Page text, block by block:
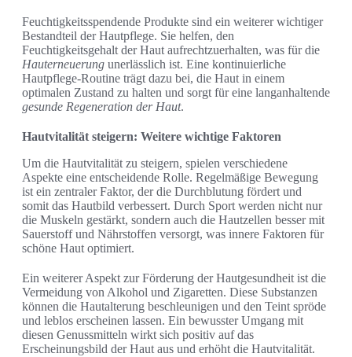
Feuchtigkeitsspendende Produkte sind ein weiterer wichtiger
Bestandteil der Hautpflege. Sie helfen, den
Feuchtigkeitsgehalt der Haut aufrechtzuerhalten, was für die
Hauterneuerung unerlässlich ist. Eine kontinuierliche
Hautpflege-Routine trägt dazu bei, die Haut in einem
optimalen Zustand zu halten und sorgt für eine langanhaltende
gesunde Regeneration der Haut.
Hautvitalität steigern: Weitere wichtige Faktoren
Um die Hautvitalität zu steigern, spielen verschiedene
Aspekte eine entscheidende Rolle. Regelmäßige Bewegung
ist ein zentraler Faktor, der die Durchblutung fördert und
somit das Hautbild verbessert. Durch Sport werden nicht nur
die Muskeln gestärkt, sondern auch die Hautzellen besser mit
Sauerstoff und Nährstoffen versorgt, was innere Faktoren für
schöne Haut optimiert.
Ein weiterer Aspekt zur Förderung der Hautgesundheit ist die
Vermeidung von Alkohol und Zigaretten. Diese Substanzen
können die Hautalterung beschleunigen und den Teint spröde
und leblos erscheinen lassen. Ein bewusster Umgang mit
diesen Genussmitteln wirkt sich positiv auf das
Erscheinungsbild der Haut aus und erhöht die Hautvitalität.